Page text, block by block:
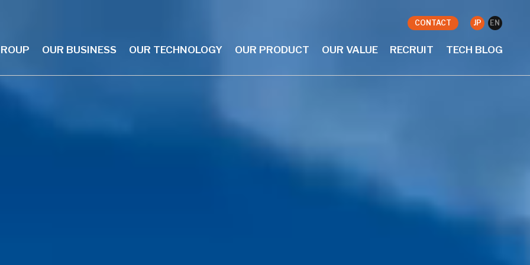
OUR BUSINESS OUR TECHNOLOGY OUR PRODUCT OUR VALUE RECRUIT TECH BLOG
CONTACT JP EN